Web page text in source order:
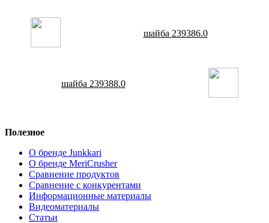
шайба 239386.0
шайба 239388.0
Полезное
О бренде Junkkari
О бренде MeriCrusher
Сравнение продуктов
Сравнение с конкурентами
Информационные материалы
Видеоматериалы
Статьи